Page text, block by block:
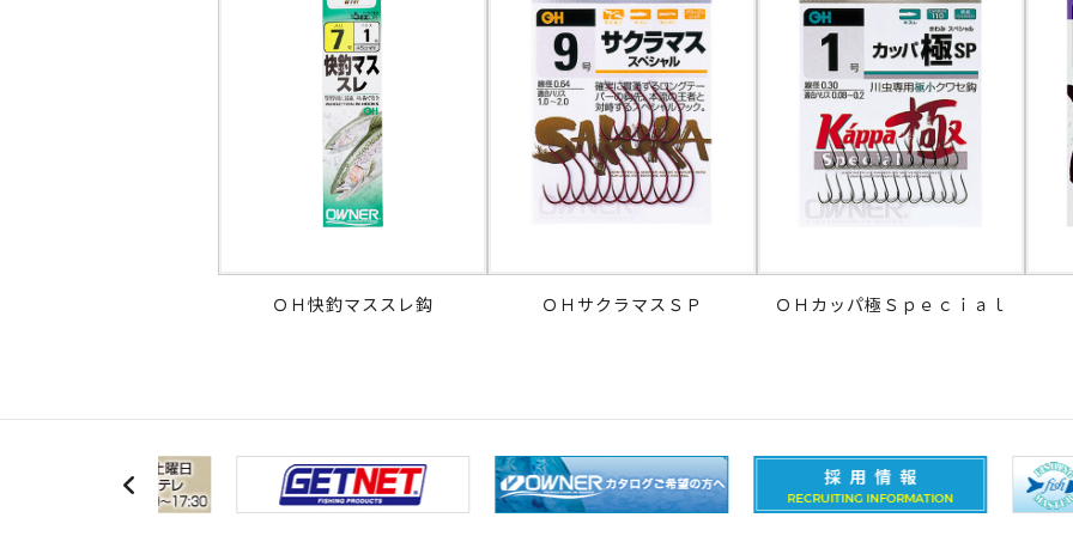
ＯＨ快釣マススレ鈎 ＯＨサクラマスＳＰ ＯＨカッパ極Ｓｐｅｃｉａｌ